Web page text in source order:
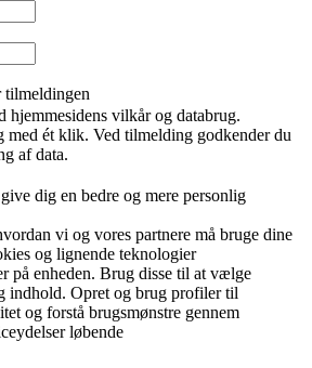
tilmeldingen
hjemmesidens vilkår og databrug.
med ét klik. Ved tilmelding godkender du
af data.
dig en bedre og mere personlig
vi og vores partnere må bruge dine
og lignende teknologier
på enheden. Brug disse til at vælge
indhold. Opret og brug profiler til
og forstå brugsmønstre gennem
løbende